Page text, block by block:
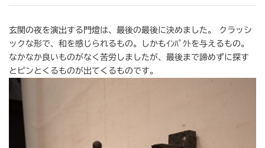
玄関の夜を演出する門燈は、最後の最後に決めました。 クラッシ
ックな形で、和を感じられるもの。しかもｲﾝﾊﾟｸﾄを与えるもの。
なかなか良いものがなく苦労しましたが、最後まで諦めずに探す
とピンとくるものが出てくるものです。